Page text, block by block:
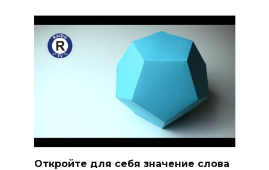
Откройте для себя значение слова